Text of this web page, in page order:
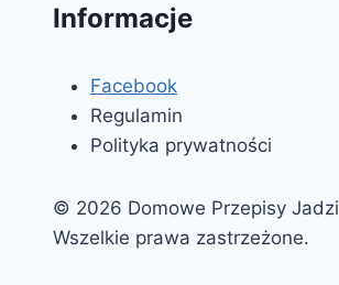
Informacje
Facebook
Regulamin
Polityka prywatności
© 2026 Domowe Przepisy Jadzi
Wszelkie prawa zastrzeżone.